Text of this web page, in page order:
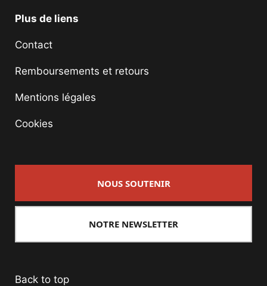
Plus de liens
Contact
Remboursements et retours
Mentions légales
Cookies
NOUS SOUTENIR
NOTRE NEWSLETTER
Back to top